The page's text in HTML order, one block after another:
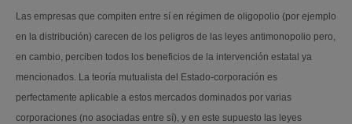
Las empresas que compiten entre sí en régimen de oligopolio (por ejemplo
en la distribución) carecen de los peligros de las leyes antimonopolio pero,
en cambio, perciben todos los beneficios de la intervención estatal ya
mencionados. La teoría mutualista del Estado-corporación es
perfectamente aplicable a estos mercados dominados por varias
corporaciones (no asociadas entre sí), y en este supuesto las leyes